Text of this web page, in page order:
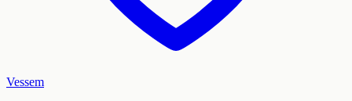
Vessem